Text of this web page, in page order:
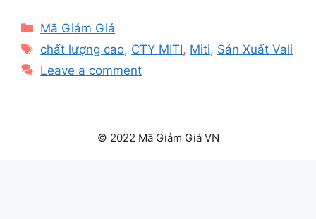
Categories
Mã Giảm Giá
Tags
chất lượng cao, CTY MITI, Miti, Sản Xuất Vali
Leave a comment
© 2022 Mã Giảm Giá VN